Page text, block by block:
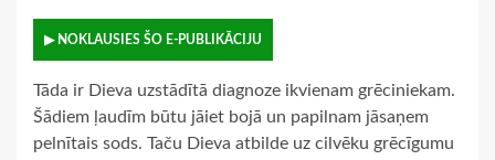
▶ NOKLAUSIES ŠO E-PUBLIKĀCIJU
Tāda ir Dieva uzstādītā diagnoze ikvienam grēciniekam.
Šādiem ļaudīm būtu jāiet bojā un papilnam jāsaņem
pelnītais sods. Taču Dieva atbilde uz cilvēku grēcīgumu